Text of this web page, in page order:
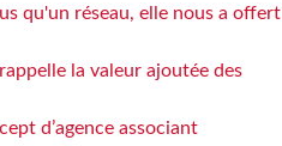
qu'un réseau, elle nous a offert
la valeur ajoutée des
d’agence associant